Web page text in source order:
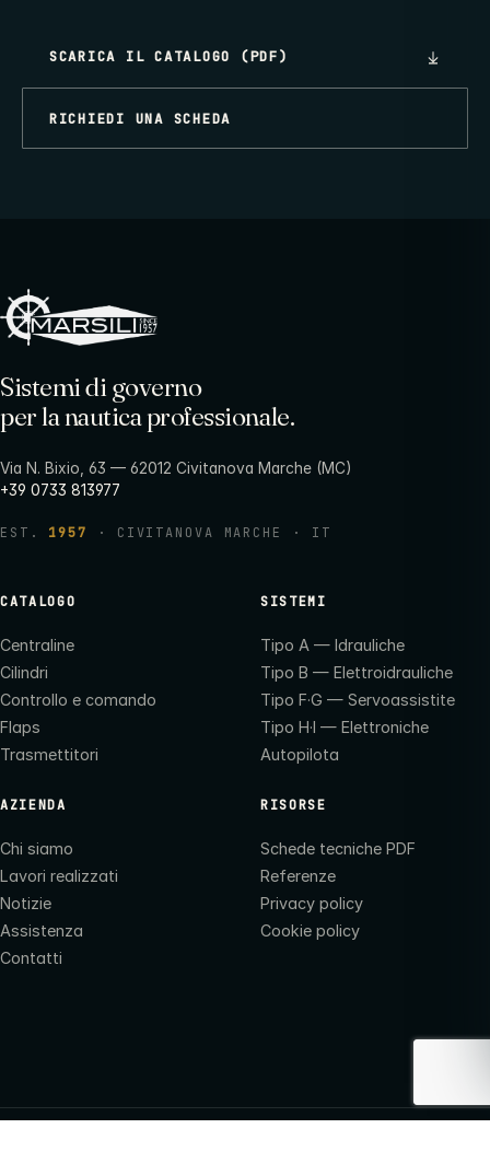
SCARICA IL CATALOGO (PDF)
RICHIEDI UNA SCHEDA
Sistemi di governo
per la nautica professionale.
Via N. Bixio, 63 — 62012 Civitanova Marche (MC)
+39 0733 813977
EST. 1957 · CIVITANOVA MARCHE · IT
CATALOGO
Centraline
Cilindri
Controllo e comando
Flaps
Trasmettitori
SISTEMI
Tipo A — Idrauliche
Tipo B — Elettroidrauliche
Tipo F·G — Servoassistite
Tipo H·I — Elettroniche
Autopilota
AZIENDA
Chi siamo
Lavori realizzati
Notizie
Assistenza
Contatti
RISORSE
Schede tecniche PDF
Referenze
Privacy policy
Cookie policy